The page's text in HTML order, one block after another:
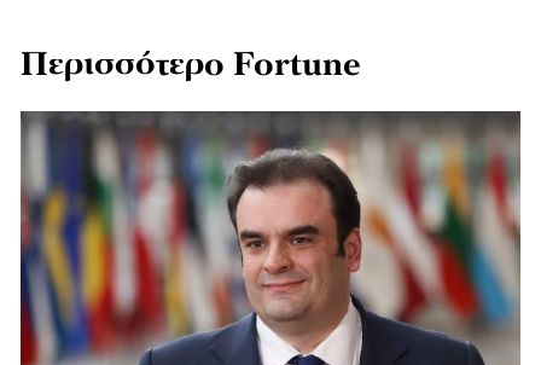
Περισσότερο Fortune